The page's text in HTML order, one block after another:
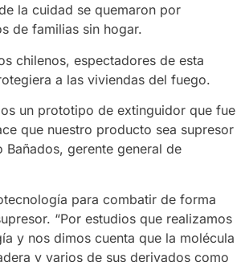
la cuidad se quemaron por
de familias sin hogar.
chilenos, espectadores de esta
a las viviendas del fuego.
un prototipo de extinguidor que fue
que nuestro producto sea supresor
gerente general de
para combatir de forma
“Por estudios que realizamos
y nos dimos cuenta que la molécula
y varios de sus derivados como